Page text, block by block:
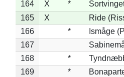
164
X *
165
X
Ride
166
*
Ismåge
167
168
*
169
*